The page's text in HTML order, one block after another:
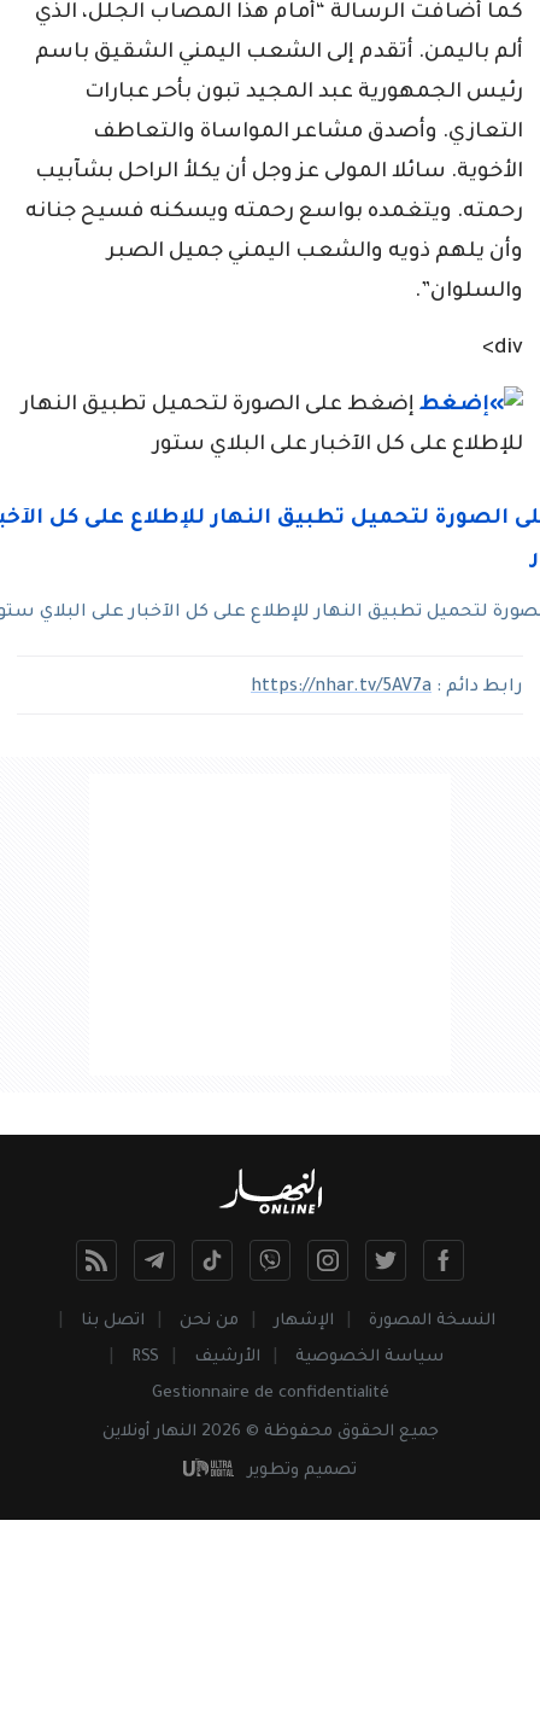
كما أضافت الرسالة “أمام هذا المصاب الجلل، الذي
ألم باليمن. أتقدم إلى الشعب اليمني الشقيق باسم
رئيس الجمهورية عبد المجيد تبون بأحر عبارات
التعازي. وأصدق مشاعر المواساة والتعاطف
الأخوية. سائلا المولى عز وجل أن يكلأ الراحل بشآبيب
رحمته. ويتغمده بواسع رحمته ويسكنه فسيح جنانه
وأن يلهم ذويه والشعب اليمني جميل الصبر
والسلوان”.
div>
إضغط على الصورة لتحميل تطبيق النهار
للإطلاع على كل الآخبار على البلاي ستور
لتحميل تطبيق النهار للإطلاع على كل الآخبار على البلاي
رابط دائم : https://nhar.tv/5AV7a
النسخة المصورة الإشهار من نحن
اتصل بنا
سياسة الخصوصية
الأرشيف
RSS
Gestionnaire de confidentialité
جميع الحقوق محفوظة © 2026 النهار أونلاين
تصميم وتطوير